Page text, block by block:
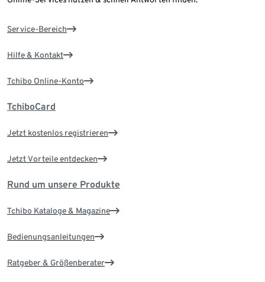
Service-Bereich
Hilfe & Kontakt
Tchibo Online-Konto
TchiboCard
Jetzt kostenlos registrieren
Jetzt Vorteile entdecken
Rund um unsere Produkte
Tchibo Kataloge & Magazine
Bedienungsanleitungen
Ratgeber & Größenberater